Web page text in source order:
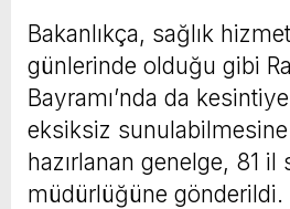
Bakanlıkça, sağlık
günlerinde olduğu gibi
Bayramı’nda da
eksiksiz
hazırlanan genelge, 81 il
müdürlüğüne gönderildi.